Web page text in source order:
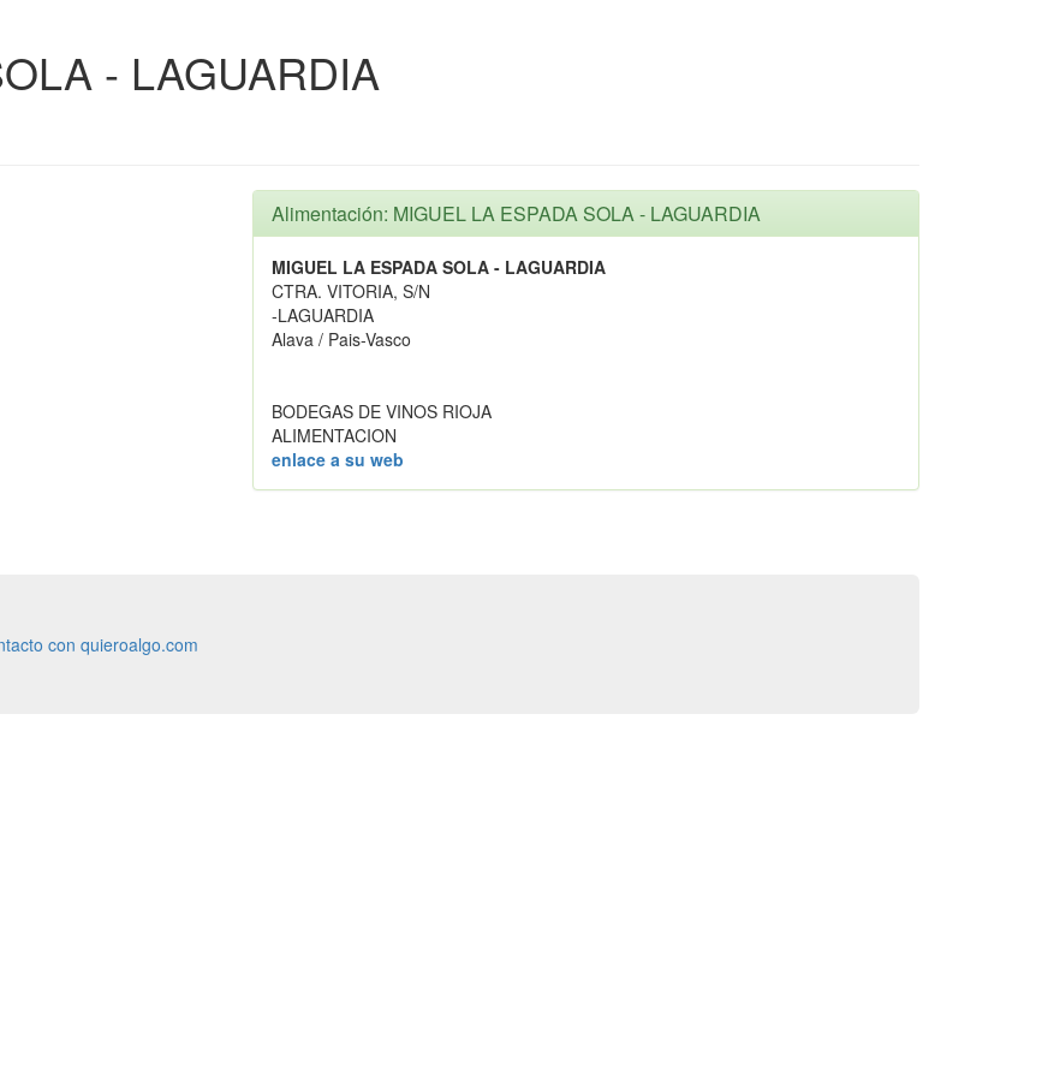
- LAGUARDIA
Alimentación: MIGUEL LA ESPADA SOLA - LAGUARDIA
MIGUEL LA ESPADA SOLA - LAGUARDIA
CTRA. VITORIA, S/N
-LAGUARDIA
Alava / Pais-Vasco
BODEGAS DE VINOS RIOJA
ALIMENTACION
enlace a su web
con quieroalgo.com